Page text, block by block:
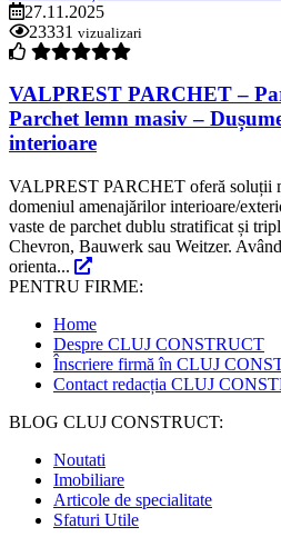
27.11.2025
23331 vizualizari
VALPREST PARCHET –
Parchet lemn masiv –
interioare
VALPREST PARCHET oferă soluții
domeniul amenajărilor interioare/
vaste de parchet dublu stratificat și
Chevron, Bauwerk sau Weitzer.
orienta...
PENTRU FIRME:
Home
Despre CLUJ CONSTRUCT
Înscriere firmă în CLUJ
Contact redacția CLUJ
BLOG CLUJ CONSTRUCT:
Noutati
Imobiliare
Articole de specialitate
Sfaturi Utile